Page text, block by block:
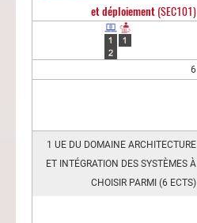
et déploiement (SEC101)
6
1 UE DU DOMAINE ARCHITECTURE
ET INTÉGRATION DES SYSTÈMES À
CHOISIR PARMI (6 ECTS)